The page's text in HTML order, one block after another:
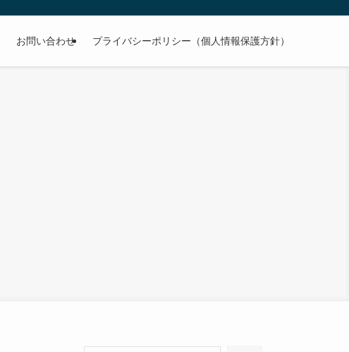
お問い合わせ プライバシーポリシー（個人情報保護方針）